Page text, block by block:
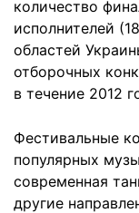
количество
исполнителей
областей
отборочных
в течение 2012
Фестивальные
популярных
современная
другие